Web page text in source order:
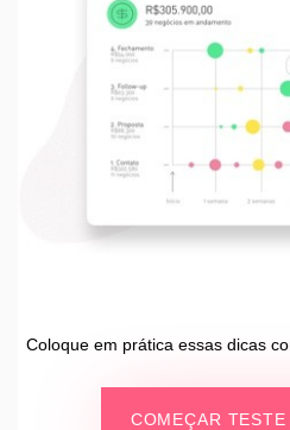
Coloque em prática essas dicas
COMEÇAR